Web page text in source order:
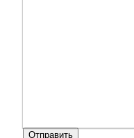
Отправить